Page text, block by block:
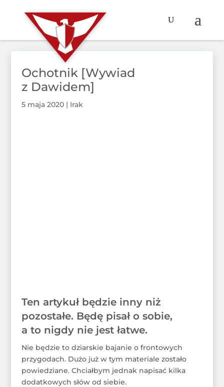
Ochotnik [Wywiad
z Dawidem]
5 maja 2020| Irak
Ten artykuł będzie inny niż
pozostałe. Będę pisał o sobie,
a to nigdy nie jest łatwe.
Nie będzie to dziarskie bajanie o frontowych
przygodach. Dużo już w tym materiale zostało
powiedziane. Chciałbym jednak napisać kilka
dodatkowych słów od siebie.